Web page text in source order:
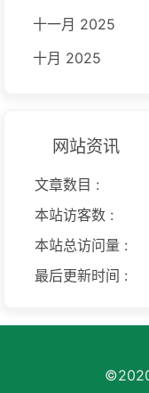
十一月 2025
十月 2025
网站资讯
文章数目 :
本站访客数 :
本站总访问量 :
最后更新时间 :